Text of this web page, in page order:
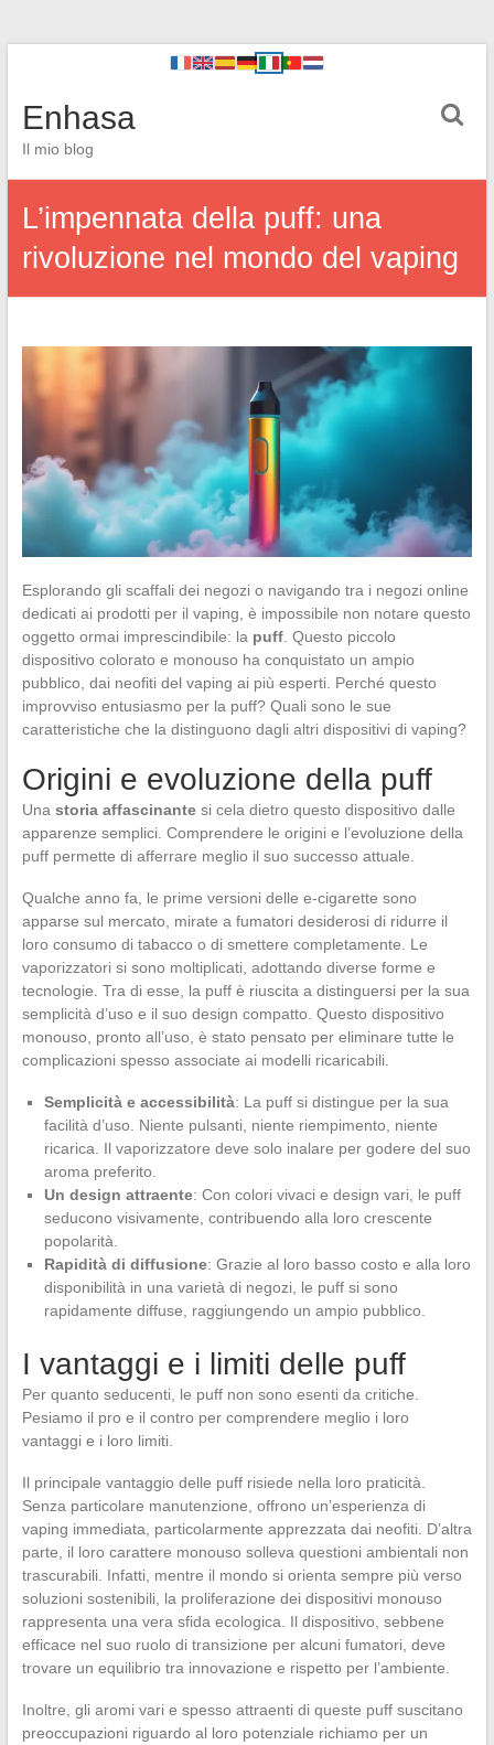
Enhasa
Il mio blog
L’impennata della puff: una
rivoluzione nel mondo del vaping
Esplorando gli scaffali dei negozi o navigando tra i negozi online
dedicati ai prodotti per il vaping, è impossibile non notare questo
oggetto ormai imprescindibile: la puff. Questo piccolo
dispositivo colorato e monouso ha conquistato un ampio
pubblico, dai neofiti del vaping ai più esperti. Perché questo
improvviso entusiasmo per la puff? Quali sono le sue
caratteristiche che la distinguono dagli altri dispositivi di vaping?
Origini e evoluzione della puff
Una storia affascinantesi cela dietro questo dispositivo dalle
apparenze semplici. Comprendere le origini e l’evoluzione della
puff permette di afferrare meglio il suo successo attuale.
Qualche anno fa, le prime versioni delle e-cigarette sono
apparse sul mercato, mirate a fumatori desiderosi di ridurre il
loro consumo di tabacco o di smettere completamente. Le
vaporizzatori si sono moltiplicati, adottando diverse forme e
tecnologie. Tra di esse, la puff è riuscita a distinguersi per la sua
semplicità d’uso e il suo design compatto. Questo dispositivo
monouso, pronto all’uso, è stato pensato per eliminare tutte le
complicazioni spesso associate ai modelli ricaricabili.
Semplicità e accessibilità: La puff si distingue per la sua
facilità d’uso. Niente pulsanti, niente riempimento, niente
ricarica. Il vaporizzatore deve solo inalare per godere del suo
aroma preferito.
Un design attraente: Con colori vivaci e design vari, le puff
seducono visivamente, contribuendo alla loro crescente
popolarità.
Rapidità di diffusione: Grazie al loro basso costo e alla loro
disponibilità in una varietà di negozi, le puff si sono
rapidamente diffuse, raggiungendo un ampio pubblico.
I vantaggi e i limiti delle puff
Per quanto seducenti, le puff non sono esenti da critiche.
Pesiamo il pro e il contro per comprendere meglio i loro
vantaggi e i loro limiti.
Il principale vantaggio delle puff risiede nella loro praticità.
Senza particolare manutenzione, offrono un’esperienza di
vaping immediata, particolarmente apprezzata dai neofiti. D’altra
parte, il loro carattere monouso solleva questioni ambientali non
trascurabili. Infatti, mentre il mondo si orienta sempre più verso
soluzioni sostenibili, la proliferazione dei dispositivi monouso
rappresenta una vera sfida ecologica. Il dispositivo, sebbene
efficace nel suo ruolo di transizione per alcuni fumatori, deve
trovare un equilibrio tra innovazione e rispetto per l’ambiente.
Inoltre, gli aromi vari e spesso attraenti di queste puff suscitano
preoccupazioni riguardo al loro potenziale richiamo per un